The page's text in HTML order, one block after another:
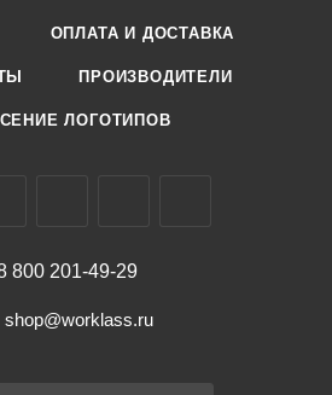
ОПЛАТА И ДОСТАВКА
ПРОИЗВОДИТЕЛИ
ЛОГОТИПОВ
800 201-49-29
shop@worklass.ru